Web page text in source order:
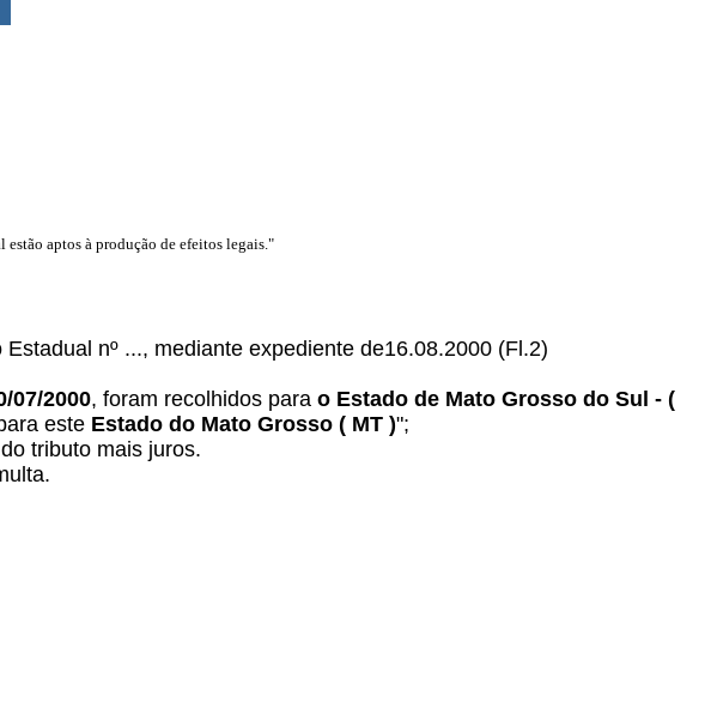
aptos à produção de efeitos legais."
nº ..., mediante expediente de16.08.2000 (Fl.2)
07/2000, foram recolhidos para o Estado de Mato Grosso do Sul - (
este Estado do Mato Grosso ( MT )";
tributo mais juros.